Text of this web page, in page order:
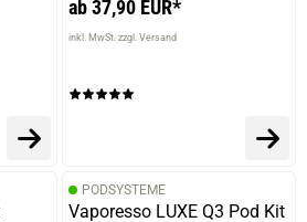
ab 37,90 EUR*
inkl. MwSt. zzgl. Versand
PODSYSTEME
Vaporesso LUXE Q3 Pod Kit